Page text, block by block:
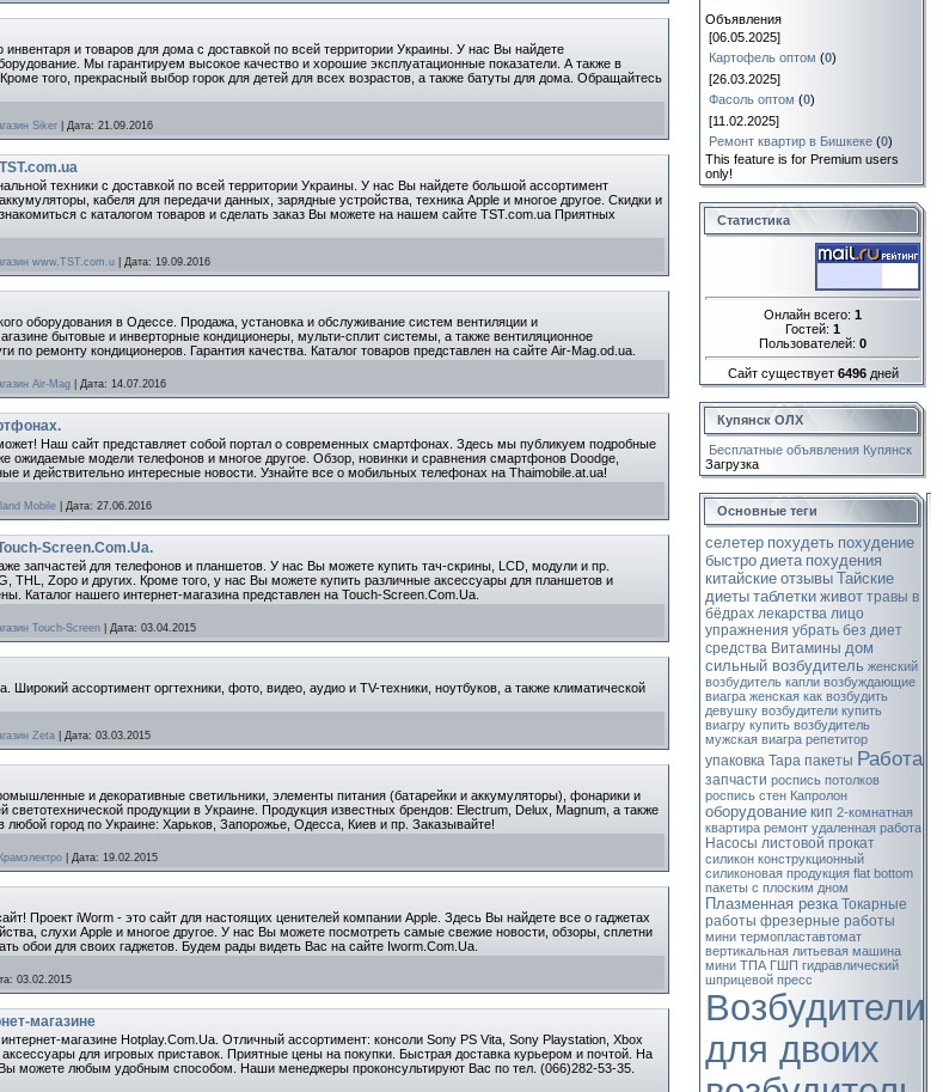
и товаров для дома с доставкой по всей территории Украины. У нас Вы найдете
Мы гарантируем высокое качество и хорошие эксплуатационные показатели. А также в
того, прекрасный выбор горок для детей для всех возрастов, а также батуты для дома. Обращайтесь
Siker Дата: 21.09.2016
техники с доставкой по всей территории Украины. У нас Вы найдете большой ассортимент
кабеля для передачи данных, зарядные устройства, техника Apple и многое другое. Скидки и
с каталогом товаров и сделать заказ Вы можете на нашем сайте TST.com.ua Приятных
www.TST.com.u Дата: 19.09.2016
оборудования в Одессе. Продажа, установка и обслуживание систем вентиляции и
бытовые и инверторные кондиционеры, мульти-сплит системы, а также вентиляционное
по ремонту кондиционеров. Гарантия качества. Каталог товаров представлен на сайте Air-Mag.od.ua.
Air-Mag Дата: 14.07.2016
Наш сайт представляет собой портал о современных смартфонах. Здесь мы публикуем подробные
ожидаемые модели телефонов и многое другое. Обзор, новинки и сравнения смартфонов Doodge,
и действительно интересные новости. Узнайте все о мобильных телефонах на Thaimobile.at.ua!
Mobile Дата: 27.06.2016
Screen.Com.Ua.
запчастей для телефонов и планшетов. У нас Вы можете купить тач-скрины, LCD, модули и пр.
THL, Zopo и других. Кроме того, у нас Вы можете купить различные аксессуары для планшетов и
Каталог нашего интернет-магазина представлен на Touch-Screen.Com.Ua.
Touch-Screen Дата: 03.04.2015
Широкий ассортимент оргтехники, фото, видео, аудио и TV-техники, ноутбуков, а также климатической
Zeta Дата: 03.03.2015
и декоративные светильники, элементы питания (батарейки и аккумуляторы), фонарики и
продукции в Украине. Продукция известных брендов: Electrum, Delux, Magnum, а также
город по Украине: Харьков, Запорожье, Одесса, Киев и пр. Заказывайте!
Дата: 19.02.2015
Проект iWorm - это сайт для настоящих ценителей компании Apple. Здесь Вы найдете все о гаджетах
слухи Apple и многое другое. У нас Вы можете посмотреть самые свежие новости, обзоры, сплетни
обои для своих гаджетов. Будем рады видеть Вас на сайте Iworm.Com.Ua.
03.02.2015
магазине
магазине Hotplay.Com.Ua. Отличный ассортимент: консоли Sony PS Vita, Sony Playstation, Xbox
для игровых приставок. Приятные цены на покупки. Быстрая доставка курьером и почтой. На
Вы можете любым удобным способом. Наши менеджеры проконсультируют Вас по тел. (066)282-53-35.
Объявления
[06.05.2025]
Картофель оптом (0)
[26.03.2025]
Фасоль оптом (0)
[11.02.2025]
Ремонт квартир в Бишкеке (0)
This feature is for Premium users
only!
Статистика
Онлайн всего: 1
Гостей: 1
Пользователей: 0
Сайт существует 6496дней
Купянск ОЛХ
Бесплатные объявления Купянск
Загрузка
Основные теги
селетер похудеть похудение
быстро диета похудения
китайские отзывы Тайские
диеты таблетки живот травы в
бёдрах лекарства лицо
упражнения убрать без диет
средства Витамины дом
сильный возбудитель женский
возбудитель капли возбуждающие
виагра женская как возбудить
девушку возбудители купить
виагру купить возбудитель
мужская виагра репетитор
упаковка Тара пакеты Работа
запчасти роспись потолков
роспись стен Капролон
оборудование кип 2-комнатная
квартира ремонт удаленная работа
Насосы листовой прокат
силикон конструкционный
силиконовая продукция flat bottom
пакеты с плоским дном
Плазменная резка Токарные
работы фрезерные работы
мини термопластавтомат
вертикальная литьевая машина
мини ТПА ГШП гидравлический
шприцевой пресс
Возбудители
для двоих